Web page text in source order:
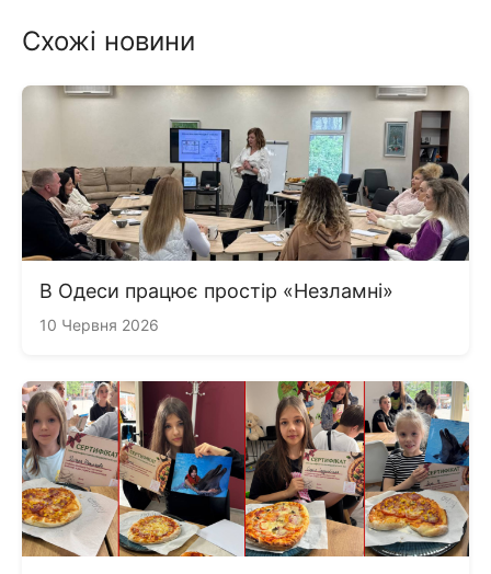
Схожі новини
В Одеси працює простір «Незламні»
10 Червня 2026